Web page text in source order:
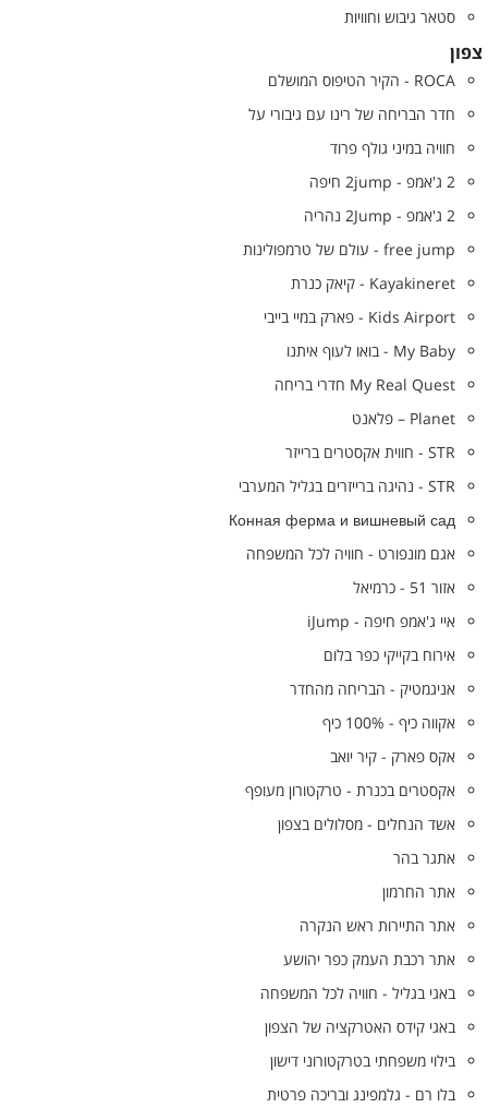
סטאר גיבוש וחוויות
צפון
ROCA - הקיר הטיפוס המושלם
חדר הבריחה של רינו עם גיבורי על
חוויה במיני גולף פרוד
2 ג'אמפ - 2jump חיפה
2 ג'אמפ - 2Jump נהריה
free jump - עולם של טרמפולינות
Kayakineret - קיאק כנרת
Kids Airport - פארק במיי בייבי
My Baby - בואו לעוף איתנו
My Real Quest חדרי בריחה
Planet – פלאנט
STR - חווית אקסטרים ברייזר
STR - נהיגה ברייזרים בגליל המערבי
Конная ферма и вишневый сад
אגם מונפורט - חוויה לכל המשפחה
אזור 51 - כרמיאל
איי ג'אמפ חיפה - iJump
אירוח בקייקי כפר בלום
אניגמטיק - הבריחה מהחדר
אקווה כיף - 100% כיף
אקס פארק - קיר יואב
אקסטרים בכנרת - טרקטורון מעופף
אשד הנחלים - מסלולים בצפון
אתגר בהר
אתר החרמון
אתר התיירות ראש הנקרה
אתר רכבת העמק כפר יהושע
באגי בגליל - חוויה לכל המשפחה
באגי קידס האטרקציה של הצפון
בילוי משפחתי בטרקטורוני דישון
בלו רם - גלמפינג ובריכה פרטית